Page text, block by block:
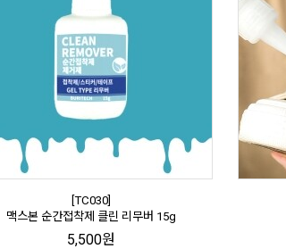
[TC030]
맥스본 순간접착제 클린 리무버 15g
5,500원